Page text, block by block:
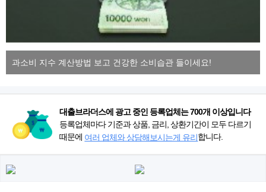
과소비 지수 계산방법 보고 건강한 소비습관 들이세요!
대출브라더스에 광고 중인 등록업체는 700개 이상입니다
등록업체마다 기준과 상품, 금리, 상환기간이 모두 다르기
때문에 여러 업체와 상담해보시는게 유리합니다.